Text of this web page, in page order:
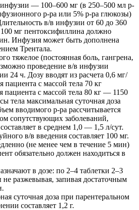
инфузии — 100–600 мг (в 250–500 мл р-
р-ра или 5% р-ра глюкозы)
в/в инфузии от 60 до 360
мг пентоксифиллина должно
Инфузия может быть дополнена
Трентала.
тяжелое (постоянная боль, гангрена,
проведение в/в инфузии
24 ч. Дозу вводят из расчета 0,6 мг/
пациента с массой тела 70 кг
пациента с массой тела 80 кг — 1150
тела максимальная суточная доза
вводимого р-ра рассчитывается
сопутствующих заболеваний,
в среднем 1,0 — 1,5 л/сут.
в/в введения составляет 100 мг.
(не менее чем в течение 5 мин)
обязательно должен находиться в
в дозе: по 2–4 таблетки 2–3
не разжевывая, запивая достаточным
суточная доза при парентеральном
составляет 1,2 г.